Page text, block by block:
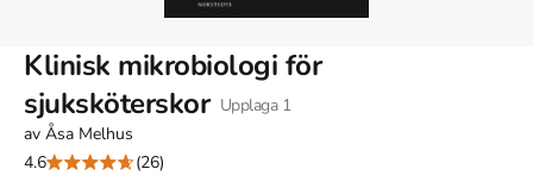
Klinisk mikrobiologi för
sjuksköterskor Upplaga 1
av Åsa Melhus
4.6
(26)